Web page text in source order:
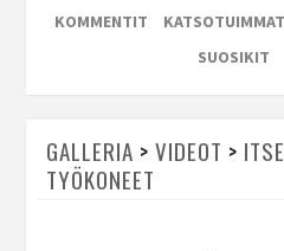
KOMMENTIT
KATSOTUIMMAT
SUOSIKIT
GALLERIA > VIDEOT >
TYÖKONEET